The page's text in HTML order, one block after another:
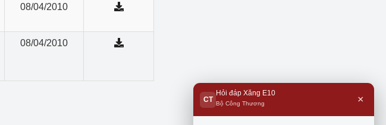
08/04/2010
08/04/2010
CT
Hỏi đáp Xăng E10
Bộ Công Thương ×